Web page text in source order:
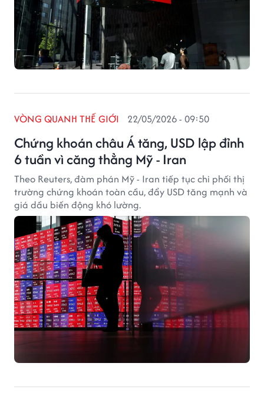
Chứng khoán châu Á tăng, USD lập đỉnh
6 tuần vì căng thẳng Mỹ - Iran
VÒNG QUANH THẾ GIỚI 22/05/2026 - 09:50
Theo Reuters, đàm phán Mỹ - Iran tiếp tục chi phối thị
trường chứng khoán toàn cầu, đẩy USD tăng mạnh và
giá dầu biến động khó lường.